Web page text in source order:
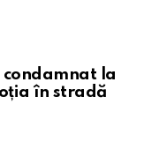
condamnat la
în stradă